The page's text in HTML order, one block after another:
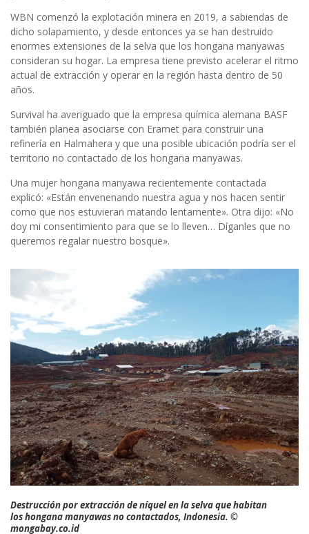
WBN comenzó la explotación minera en 2019, a sabiendas de
dicho solapamiento, y desde entonces ya se han destruido
enormes extensiones de la selva que los hongana manyawas
consideran su hogar. La empresa tiene previsto acelerar el ritmo
actual de extracción y operar en la región hasta dentro de 50
años.
Survival ha averiguado que la empresa química alemana BASF
también planea asociarse con Eramet para construir una
refinería en Halmahera y que una posible ubicación podría ser el
territorio no contactado de los hongana manyawas.
Una mujer hongana manyawa recientemente contactada
explicó: «Están envenenando nuestra agua y nos hacen sentir
como que nos estuvieran matando lentamente». Otra dijo: «No
doy mi consentimiento para que se lo lleven… Díganles que no
queremos regalar nuestro bosque».
Destrucción por extracción de níquel en la selva que habitan
los hongana manyawas no contactados, Indonesia. ©
mongabay.co.id